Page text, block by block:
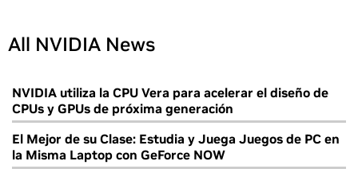
All NVIDIA News
NVIDIA utiliza la CPU Vera para acelerar el diseño de
CPUs y GPUs de próxima generación
El Mejor de su Clase: Estudia y Juega Juegos de PC en
la Misma Laptop con GeForce NOW